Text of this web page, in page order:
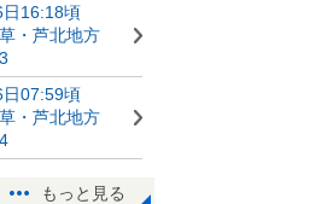
16:18頃
・芦北地方
07:59頃
・芦北地方
もっと見る